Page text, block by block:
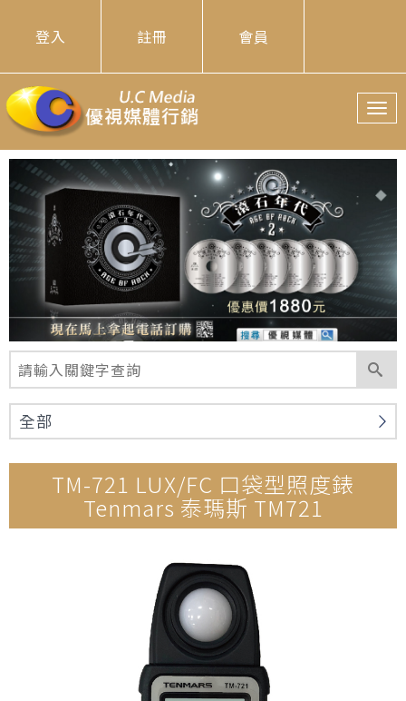
登入 註冊 會員
T
o
g
l
n
a
i
g
t
i
o
n
全部
TM-721 LUX/FC 口袋型照度錶
Tenmars 泰瑪斯 TM721